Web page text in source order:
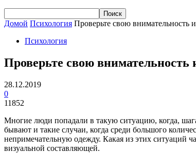
Домой Психология Проверьте свою внимательность
Психология
Проверьте свою внимательность
28.12.2019
0
11852
Многие люди попадали в такую ситуацию, когда,
бывают и такие случаи, когда среди большого
непримечательную одежду. Какая из этих ситуаций
визуальной составляющей.